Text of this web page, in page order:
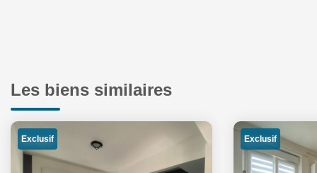
Les biens similaires
Exclusif Exclusif